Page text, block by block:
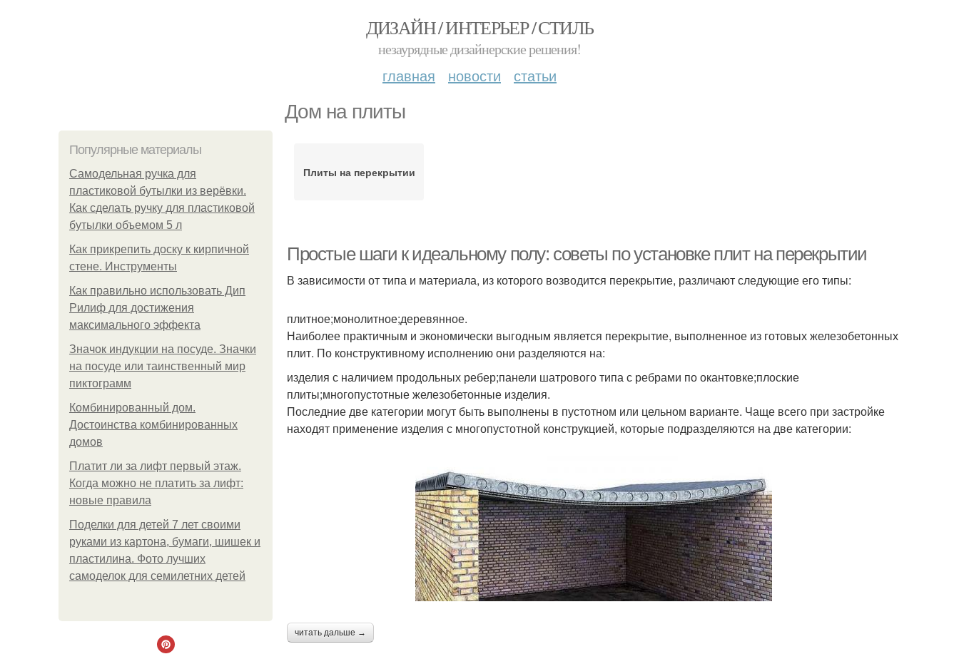
ДИЗАЙН / ИНТЕРЬЕР / СТИЛЬ
незаурядные дизайнерские решения!
главная новости статьи
Дом на плиты
Популярные материалы
Самодельная ручка для
пластиковой бутылки из верёвки.
Как сделать ручку для пластиковой
бутылки объемом 5 л
Как прикрепить доску к кирпичной
стене. Инструменты
Как правильно использовать Дип
Рилиф для достижения
максимального эффекта
Значок индукции на посуде. Значки
на посуде или таинственный мир
пиктограмм
Комбинированный дом.
Достоинства комбинированных
домов
Платит ли за лифт первый этаж.
Когда можно не платить за лифт:
новые правила
Поделки для детей 7 лет своими
руками из картона, бумаги, шишек и
пластилина. Фото лучших
самоделок для семилетних детей
Плиты на перекрытии
Простые шаги к идеальному полу: советы по установке плит на перекрытии
В зависимости от типа и материала, из которого возводится перекрытие, различают следующие его типы:
плитное;монолитное;деревянное.
Наиболее практичным и экономически выгодным является перекрытие, выполненное из готовых железобетонных
плит. По конструктивному исполнению они разделяются на:
изделия с наличием продольных ребер;панели шатрового типа с ребрами по окантовке;плоские
плиты;многопустотные железобетонные изделия.
Последние две категории могут быть выполнены в пустотном или цельном варианте. Чаще всего при застройке
находят применение изделия с многопустотной конструкцией, которые подразделяются на две категории:
читать дальше →